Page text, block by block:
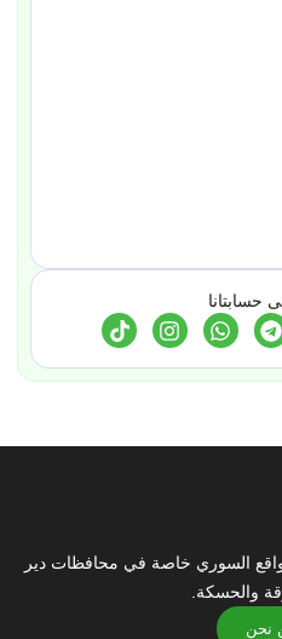
حسابتانا
السوري خاصة في محافظات دير
والحسكة.
نحن